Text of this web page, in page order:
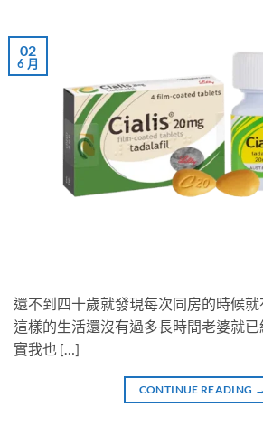
02
6 月
還不到四十歲就發現每次同房的時候就
這樣的生活還沒有過多長時間老婆就
實我也 […]
CONTINUE READING →